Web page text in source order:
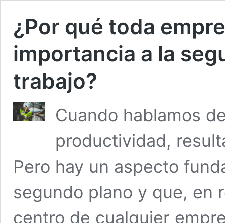
¿Por qué toda
importancia a la
trabajo?
Cuando hablamos
productividad,
Pero hay un aspecto
segundo plano y que, en
centro de cualquier